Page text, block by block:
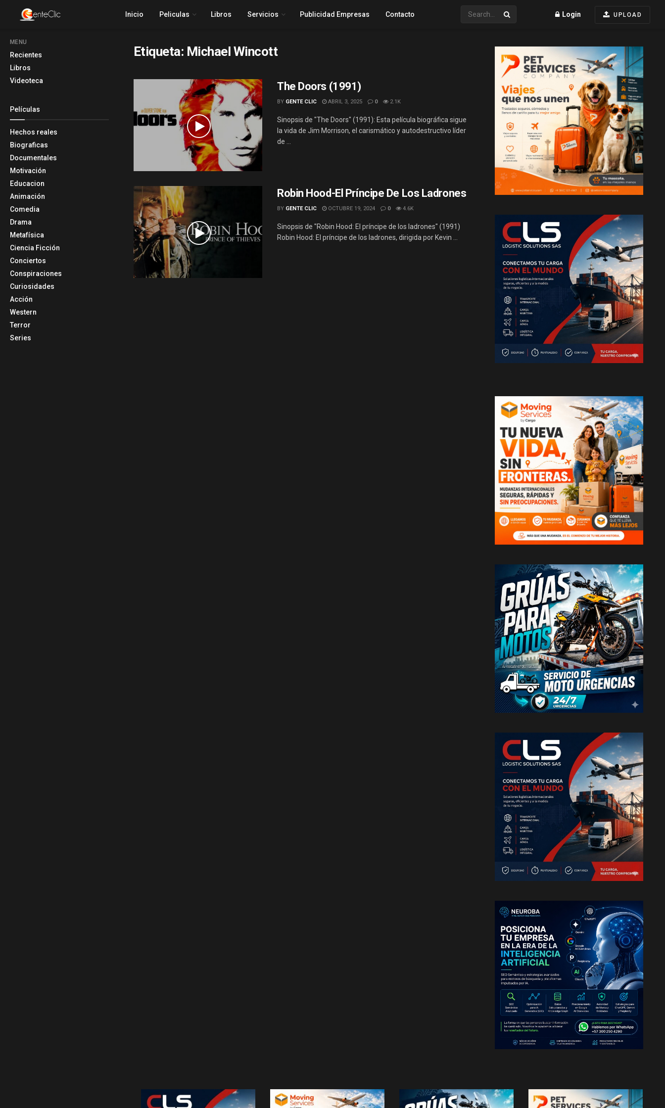
MENU
Recientes
Libros
Videoteca
Películas
Hechos reales
Biograficas
Documentales
Motivación
Educacion
Animación
Comedia
Drama
Metafísica
Ciencia Ficción
Conciertos
Conspiraciones
Curiosidades
Acción
Western
Terror
Series
Inicio Peliculas Libros Servicios Publicidad Empresas Contacto Login UPLOAD
Etiqueta: Michael Wincott
The Doors (1991)
BY GENTE CLIC ABRIL 3, 2025 0 2.1K
Sinopsis de "The Doors" (1991): Esta película biográfica sigue
la vida de Jim Morrison, el carismático y autodestructivo líder
de ...
Robin Hood-El Príncipe De Los Ladrones
BY GENTE CLIC OCTUBRE 19, 2024 0 4.6K
Sinopsis de "Robin Hood: El príncipe de los ladrones" (1991)
Robin Hood: El príncipe de los ladrones, dirigida por Kevin ...